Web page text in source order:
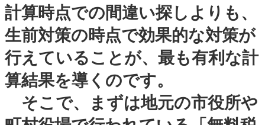
計算時点での間違い探しよりも、
生前対策の時点で効果的な対策が
行えていることが、最も有利な計
算結果を導くのです。
そこで、まずは地元の市役所や